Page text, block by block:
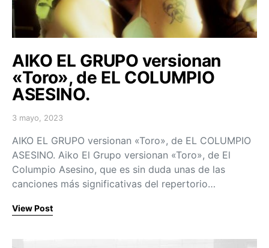
AIKO EL GRUPO versionan
«Toro», de EL COLUMPIO
ASESINO.
Posted on
3 mayo, 2023
AIKO EL GRUPO versionan «Toro», de EL COLUMPIO
ASESINO. Aiko El Grupo versionan «Toro», de El
Columpio Asesino, que es sin duda unas de las
canciones más significativas del repertorio…
View Post